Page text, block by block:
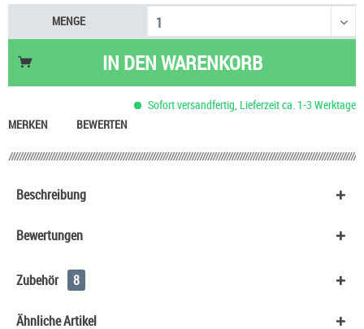
Nikotin Shot 20 mg/ml UltraBio
6,50 €
Basis Liquid VPG (50/50) SC - 100 ml
53,90 €
Nikotinsalz Shot UltraBio 20 mg/ml
29,90 €
MENGE
IN DENWARENKORB
Sofort versandfertig, Lieferzeit ca. 1-3 Werktage
MERKEN
BEWERTEN
Beschreibung
Bewertungen
Zubehör 8
Ähnliche Artikel